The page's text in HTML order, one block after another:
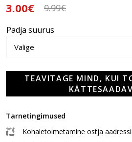
3.00€ 9.99€
Padja suurus
TEAVITAGE MIND, KUI
Tarnetingimused
Kohaletoimetamine ostja